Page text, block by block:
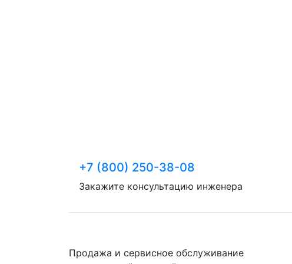
+7 (800) 250-38-08
Закажите консультацию инженера
Продажа и сервисное обслуживание